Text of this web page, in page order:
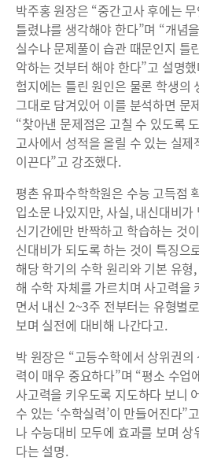
박주홍 원장은 “중간고사 후에는
틀렸냐를 생각해야 한다”며 “개념
실수나 문제풀이 습관 때문인지 틀
악하는 것부터 해야 한다”고 설명
험지에는 틀린 원인은 물론 학생의
그대로 담겨있어 이를 분석하면 문
“찾아낸 문제점은 고칠 수 있도록
고사에서 성적을 올릴 수 있는 실
이끈다”고 강조했다.
평촌 유파수학학원은 수능 고득점
입소문 나있지만, 사실, 내신대비
신기간에만 반짝하고 학습하는 것
신대비가 되도록 하는 것이 특징으
해당 학기의 수학 원리와 기본 유
해 수학 자체를 가르치며 사고력을
면서 내신 2~3주 전부터는 유형별
보며 실전에 대비해 나간다고.
박 원장은 “고등수학에서 상위권
력이 매우 중요하다”며 “평소 수업
사고력을 키우도록 지도하다 보니
수 있는 ‘수학실력’이 만들어진다”
나 수능대비 모두에 효과를 보며
다는 설명.